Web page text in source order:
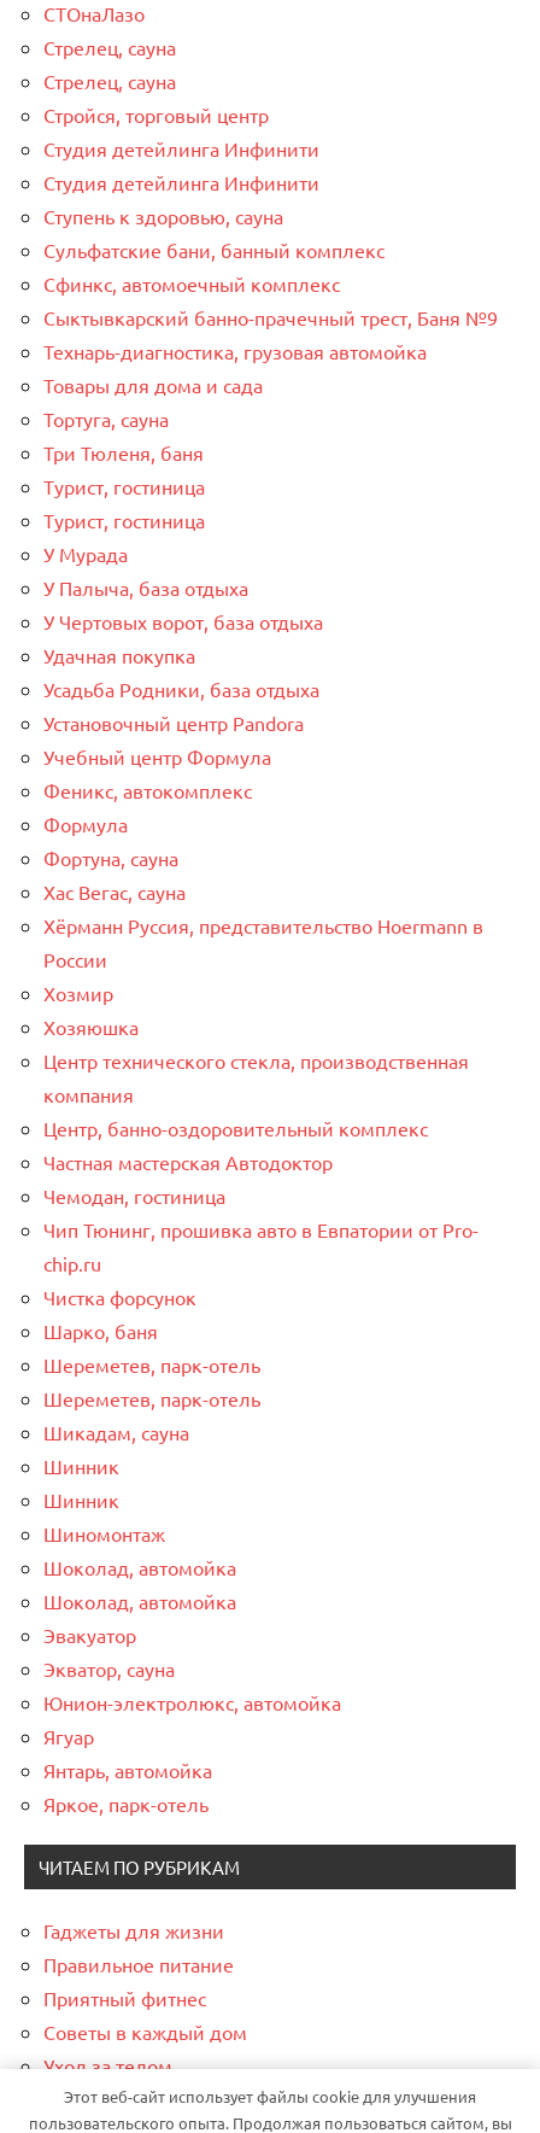
СТОнаЛазо
Стрелец, сауна
Стрелец, сауна
Стройся, торговый центр
Студия детейлинга Инфинити
Студия детейлинга Инфинити
Ступень к здоровью, сауна
Сульфатские бани, банный комплекс
Сфинкс, автомоечный комплекс
Сыктывкарский банно-прачечный трест, Баня №9
Технарь-диагностика, грузовая автомойка
Товары для дома и сада
Тортуга, сауна
Три Тюленя, баня
Турист, гостиница
Турист, гостиница
У Мурада
У Палыча, база отдыха
У Чертовых ворот, база отдыха
Удачная покупка
Усадьба Родники, база отдыха
Установочный центр Pandora
Учебный центр Формула
Феникс, автокомплекс
Формула
Фортуна, сауна
Хас Вегас, сауна
Хёрманн Руссия, представительство Hoermann в
России
Хозмир
Хозяюшка
Центр технического стекла, производственная
компания
Центр, банно-оздоровительный комплекс
Частная мастерская Автодоктор
Чемодан, гостиница
Чип Тюнинг, прошивка авто в Евпатории от Pro-
chip.ru
Чистка форсунок
Шарко, баня
Шереметев, парк-отель
Шереметев, парк-отель
Шикадам, сауна
Шинник
Шинник
Шиномонтаж
Шоколад, автомойка
Шоколад, автомойка
Эвакуатор
Экватор, сауна
Юнион-электролюкс, автомойка
Ягуар
Янтарь, автомойка
Яркое, парк-отель
ЧИТАЕМ ПО РУБРИКАМ
Гаджеты для жизни
Правильное питание
Приятный фитнес
Советы в каждый дом
Уход за телом
Финансовая грамотность
Этот веб-сайт использует файлы cookie для улучшения
пользовательского опыта. Продолжая пользоваться сайтом, вы